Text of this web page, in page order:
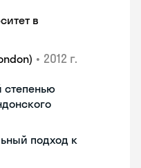
в
• 2012 г.
степенью
подход к